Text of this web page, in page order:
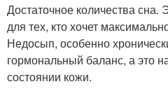
Достаточное количества сна.
для тех, кто хочет
Недосып, особенно
гормональный баланс, а это
состоянии кожи.